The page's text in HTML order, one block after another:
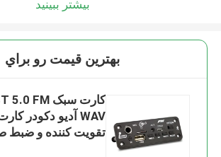
بیشتر ببینید
بهترين قيمت رو براي
تقویت کننده و ضبط